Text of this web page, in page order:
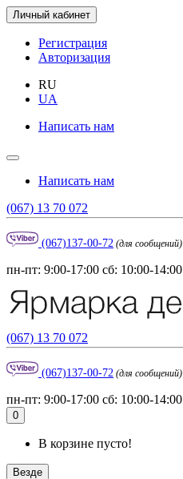
Личный кабинет
Регистрация
Авторизация
RU
UA
Написать нам
Написать нам
(067) 13 70 072
(067)137-00-72 (для сообщений)
пн-пт: 9:00-17:00 сб: 10:00-14:00
(067) 13 70 072
(067)137-00-72 (для сообщений)
пн-пт: 9:00-17:00 сб: 10:00-14:00
0
В корзине пусто!
Везде